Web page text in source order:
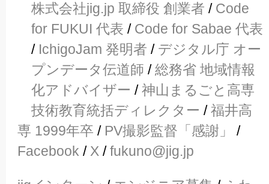
株式会社jig.jp 取締役 創業者 / Code
for FUKUI 代表 / Code for Sabae 代表
/ IchigoJam 発明者 / デジタル庁 オー
プンデータ伝道師 /総務省 地域情報
化アドバイザー /神山まるごと高専
技術教育統括ディレクター /福井高
専 1999年卒 / PV撮影監督「感謝」
/
Facebook / X /fukuno@jig.jp